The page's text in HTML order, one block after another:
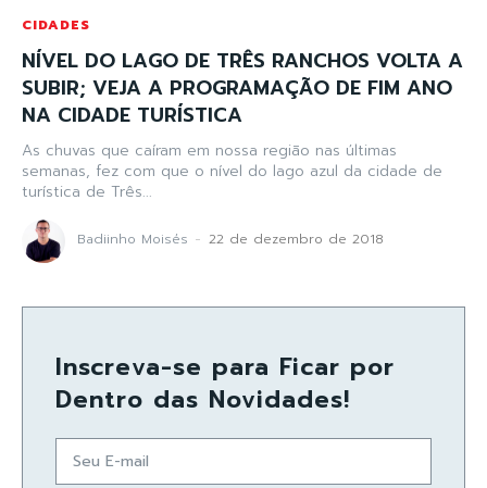
CIDADES
NÍVEL DO LAGO DE TRÊS RANCHOS VOLTA A
SUBIR; VEJA A PROGRAMAÇÃO DE FIM ANO
NA CIDADE TURÍSTICA
As chuvas que caíram em nossa região nas últimas
semanas, fez com que o nível do lago azul da cidade de
turística de Três...
Badiinho Moisés - 22 de dezembro de 2018
Inscreva-se para Ficar por
Dentro das Novidades!